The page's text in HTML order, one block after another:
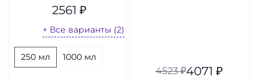
2561 ₽
+ Все варианты (2)
250 мл 1000 мл
4523₽4071 ₽